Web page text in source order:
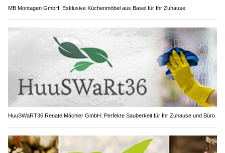
MB Montagen GmbH: Exklusive Küchenmöbel aus Basel für Ihr Zuhause
HuuSWaRT36 Renate Mächler GmbH: Perfekte Sauberkeit für Ihr Zuhause und Büro